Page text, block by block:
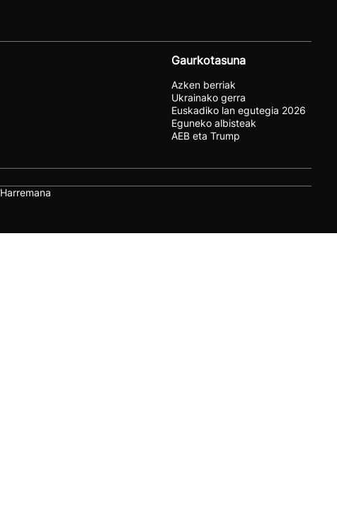
Gaurkotasuna
Azken berriak
Ukrainako gerra
Euskadiko lan egutegia 2026
Eguneko albisteak
AEB eta Trump
Harremana